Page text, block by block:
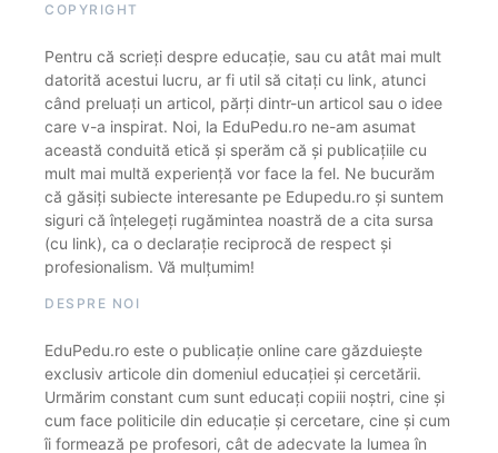
COPYRIGHT
Pentru că scrieți despre educație, sau cu atât mai mult
datorită acestui lucru, ar fi util să citați cu link, atunci
când preluați un articol, părți dintr-un articol sau o idee
care v-a inspirat. Noi, la EduPedu.ro ne-am asumat
această conduită etică și sperăm că și publicațiile cu
mult mai multă experiență vor face la fel. Ne bucurăm
că găsiți subiecte interesante pe Edupedu.ro și suntem
siguri că înțelegeți rugămintea noastră de a cita sursa
(cu link), ca o declarație reciprocă de respect și
profesionalism. Vă mulțumim!
DESPRE NOI
EduPedu.ro este o publicație online care găzduiește
exclusiv articole din domeniul educației și cercetării.
Urmărim constant cum sunt educați copiii noștri, cine și
cum face politicile din educație și cercetare, cine și cum
îi formează pe profesori, cât de adecvate la lumea în